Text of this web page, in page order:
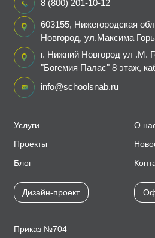
Услуги
Проекты
Блог
Дизайн-проект
О
Приказ №704
8 (800) 201-10-12
603155, Нижегородская
Новгород, ул.Максима
г. Нижний Новгород ул .М.
"Богемия Палас" 8 этаж,
info@schoolsnab.ru